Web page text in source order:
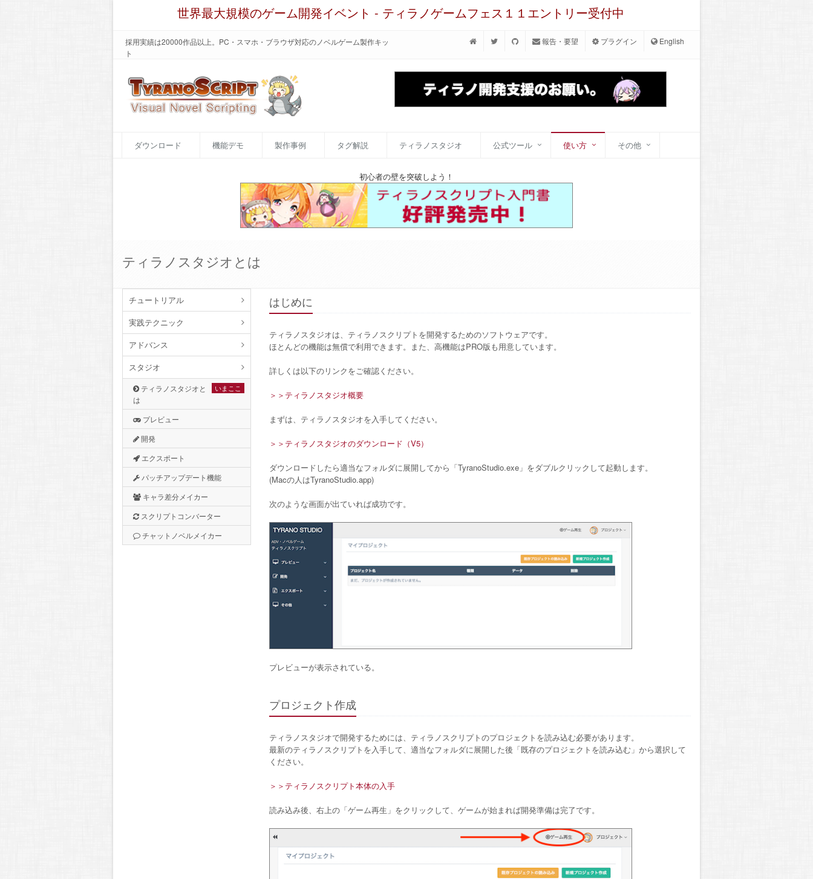
世界最大規模のゲーム開発イベント - ティラノゲームフェス１１エントリー受付中
採用実績は20000作品以上。PC・スマホ・ブラウザ対応のノベルゲーム製作キッ
ト
報告・要望 プラグイン English
ダウンロード 機能デモ 製作事例 タグ解説 ティラノスタジオ 公式ツール 使い方 その他
初心者の壁を突破しよう！
ティラノスタジオとは
チュートリアル
実践テクニック
アドバンス
スタジオ
いまここ
ティラノスタジオと
は
プレビュー
開発
エクスポート
パッチアップデート機能
キャラ差分メイカー
スクリプトコンバーター
チャットノベルメイカー
はじめに
ティラノスタジオは、ティラノスクリプトを開発するためのソフトウェアです。
ほとんどの機能は無償で利用できます。また、高機能はPRO版も用意しています。
詳しくは以下のリンクをご確認ください。
＞＞ティラノスタジオ概要
まずは、ティラノスタジオを入手してください。
＞＞ティラノスタジオのダウンロード（V5）
ダウンロードしたら適当なフォルダに展開してから「TyranoStudio.exe」をダブルクリックして起動します。
(Macの人はTyranoStudio.app)
次のような画面が出ていれば成功です。
プレビューが表示されている。
プロジェクト作成
ティラノスタジオで開発するためには、ティラノスクリプトのプロジェクトを読み込む必要があります。
最新のティラノスクリプトを入手して、適当なフォルダに展開した後「既存のプロジェクトを読み込む」から選択して
ください。
＞＞ティラノスクリプト本体の入手
読み込み後、右上の「ゲーム再生」をクリックして、ゲームが始まれば開発準備は完了です。